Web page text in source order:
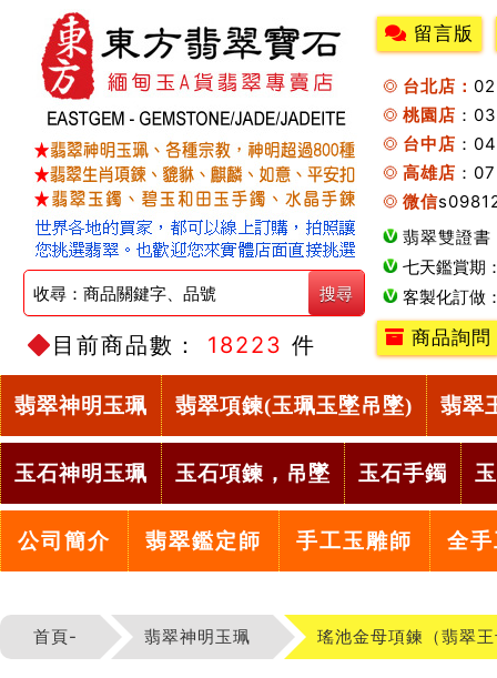
目前商品數： 18223 件
留言版
台北店：
桃園店 ：
台中店 ：
高雄店 ：
微信
翡翠雙證書
七天鑑賞期
客製化訂做
商品詢問
翡翠神明玉珮 翡翠項鍊(玉珮玉墜吊墜) 翡翠
玉石神明玉珮 玉石項鍊，吊墜 玉石手鐲
公司簡介 翡翠鑑定師 手工玉雕師 全
首頁- 翡翠神明玉珮 瑤池金母項鍊（翡翠